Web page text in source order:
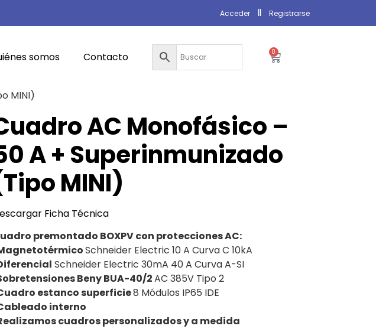
Acceder Registrarse
somos Contacto 0
MINI)
AC Monofásico –
A + Superinmunizado
MINI)
Ficha Técnica
premontado BOXPV con protecciones AC:
Schneider Electric 10 A Curva C 10kA
Schneider Electric 30mA 40 A Curva A-SI
Beny BUA-40/2AC 385V Tipo 2
estanco superficie8 Módulos IP65 IDE
interno
cuadros personalizados y a medida